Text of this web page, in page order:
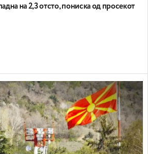
на 2,3 отсто, пониска од просекот